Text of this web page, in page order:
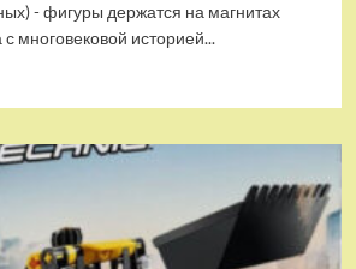
- фигуры держатся на магнитах
многовековой историей...